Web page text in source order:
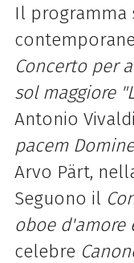
Il programma
Concerto per
sol maggiore
Antonio
pacem
Arvo Pärt,
Seguono il
oboe d'amore
celebre